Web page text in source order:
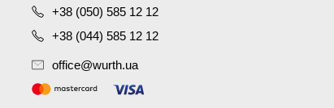
+38 (050) 585 12 12
+38 (044) 585 12 12
office@wurth.ua